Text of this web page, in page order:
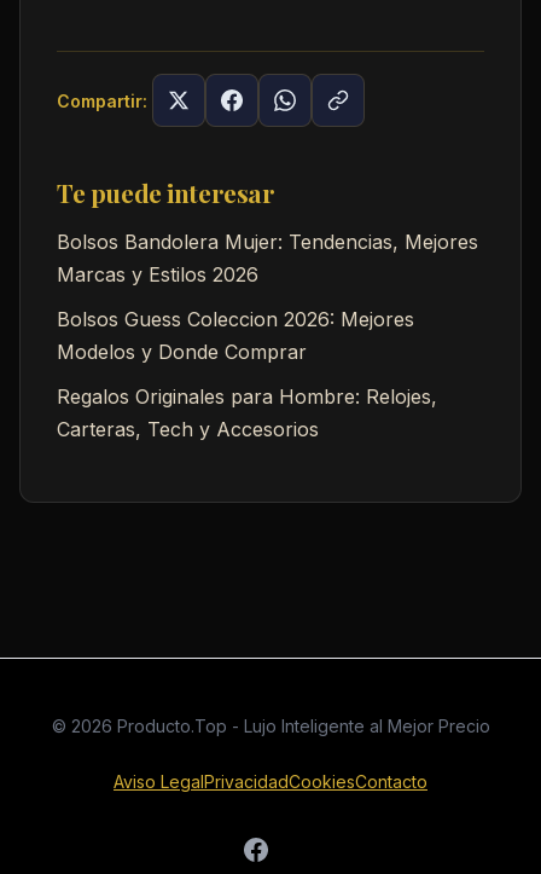
Compartir:
Te puede interesar
Bolsos Bandolera Mujer: Tendencias, Mejores
Marcas y Estilos 2026
Bolsos Guess Coleccion 2026: Mejores
Modelos y Donde Comprar
Regalos Originales para Hombre: Relojes,
Carteras, Tech y Accesorios
© 2026 Producto.Top - Lujo Inteligente al Mejor Precio
Aviso LegalPrivacidadCookiesContacto